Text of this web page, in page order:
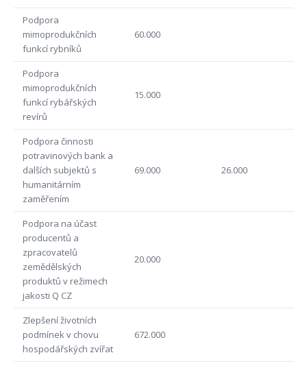
Podpora
mimoprodukčních
funkcí rybníků
60.000
Podpora
mimoprodukčních
funkcí rybářských
revírů
15.000
Podpora činnosti
potravinových bank a
dalších subjektů s
humanitárním
zaměřením
69.000 26.000
Podpora na účast
producentů a
zpracovatelů
zemědělských
produktů v režimech
jakosti Q CZ
20.000
Zlepšení životních
podmínek v chovu
hospodářských zvířat
672.000